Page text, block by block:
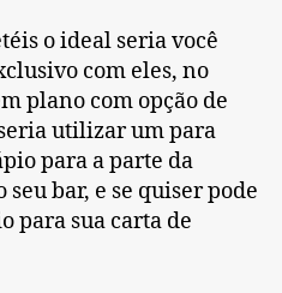
o ideal seria você
com eles, no
plano com opção de
utilizar um para
para a parte da
bar, e se quiser pode
para sua carta de